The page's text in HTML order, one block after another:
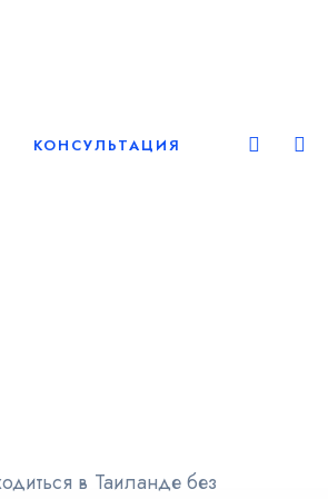
КОНСУЛЬТАЦИЯ
в Таиланде без